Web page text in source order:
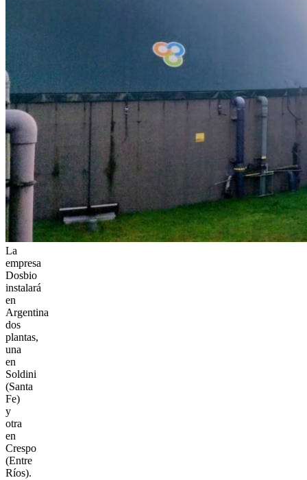
La
empresa
Dosbio
instalará
en
Argentina
dos
plantas,
una
en
Soldini
(Santa
Fe)
y
otra
en
Crespo
(Entre
Ríos).